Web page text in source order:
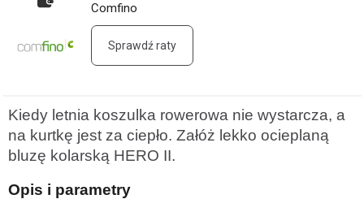
Comfino
Sprawdź raty
Kiedy letnia koszulka rowerowa nie wystarcza, a
na kurtkę jest za ciepło. Załóż lekko ocieplaną
bluzę kolarską HERO II.
Opis i parametry